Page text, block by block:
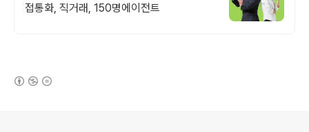
접통화, 직거래, 150명에이전트